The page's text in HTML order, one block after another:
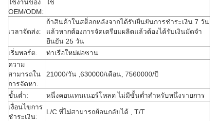
ใช้งานของ
OEM/ODM:
ใช่
เวลาจัดส่ง:
ถ้าสินค้าในสต็อกหลังจากได้รับยืนยันการชำระเงิน 7 วัน
แล้วหากต้องการจัดเตรียมผลิตแล้วต้องได้รับเงินมัดจำ
ยืนยัน 25 วัน
เริ่มพอร์ต:
ท่าเรือใหม่ฝอซาน
ความ
สามารถใน
การจัดหา:
21000/วัน ,630000/เดือน, 7560000/ปี
ขั้นต่ำ:
หนึ่งคอนเทนเนอร์โหลด ไม่มีขั้นต่ำสำหรับหนึ่งรายการ
เงื่อนไขการ
ชำระเงิน:
L/C ที่ไม่สามารถย้อนกลับได้ , T/T